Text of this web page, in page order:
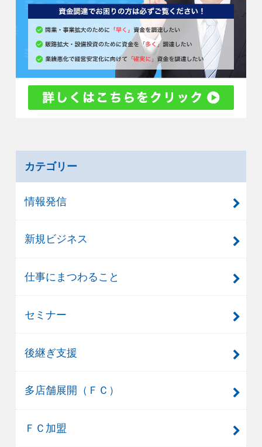
カテゴリー
情報発信
新規ビジネス
仕事にまつわること
セミナー
後継ぎ支援
多店舗展開（ＦＣ）
ＦＣ加盟